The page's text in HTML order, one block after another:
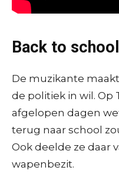
Back to school
De muzikante
de politiek in wil. Op
afgelopen dagen
terug naar school
Ook deelde ze daar
wapenbezit.